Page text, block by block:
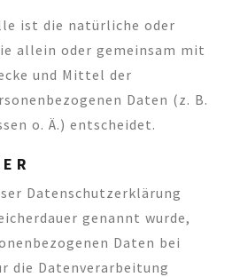
ist die natürliche oder
allein oder gemeinsam mit
und Mittel der
Daten (z. B.
o. Ä.) entscheidet.
Datenschutzerklärung
genannt wurde,
Daten bei
die Datenverarbeitung